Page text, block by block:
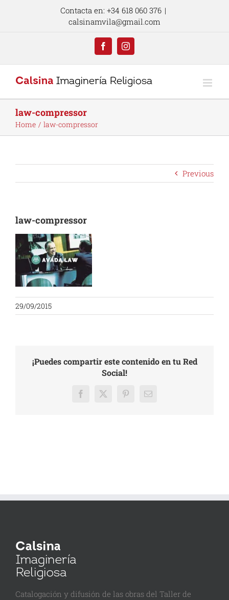
Contacta en: +34 618 060 376 |
calsinamvila@gmail.com
FacebookInstagram
law-compressor
Home law-compressor
Previous
law-compressor
29/09/2015
¡Puedes compartir este contenido en tu Red
Social!
Facebook
X PinterestEmail
Catalogación y difusión de las obras del Taller de